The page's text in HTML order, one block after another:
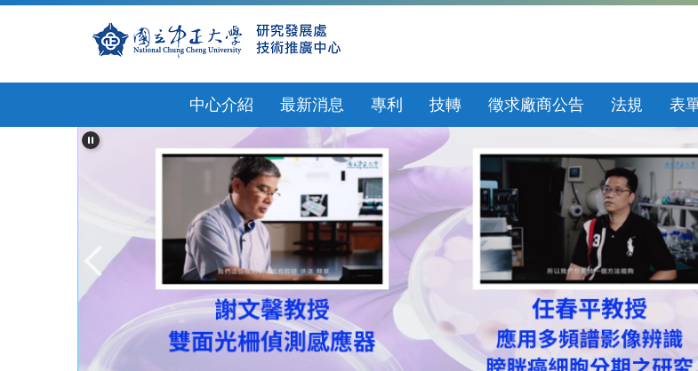
內
區
中心介紹 最新消息 專利 技轉 徵求廠商公告 法規 表